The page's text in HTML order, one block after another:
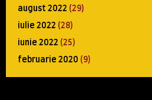
august 2022 (29)
iulie 2022 (28)
iunie 2022 (25)
februarie 2020 (9)